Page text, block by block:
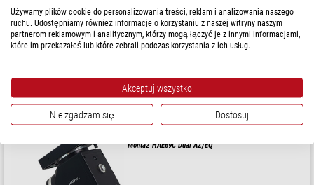
Sugerowana cena detaliczna: $ 4.840,00
$ 4.620,00
gotowe do wysyłki w
Montaż HAE69C Dual AZ/EQ
Używamy plików cookie do personalizowania treści, reklam i analizowania naszego
ruchu. Udostępniamy również informacje o korzystaniu z naszej witryny naszym
partnerom reklamowym i analitycznym, którzy mogą łączyć je z innymi informacjami,
które im przekazałeś lub które zebrali podczas korzystania z ich usług.
Akceptuj wszystko
Nie zgadzam się Dostosuj